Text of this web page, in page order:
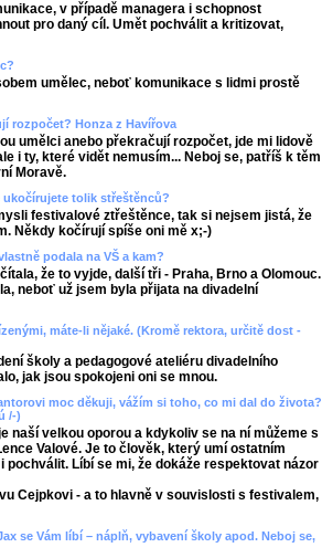
v případě managera i schopnost
pro daný cíl. Umět pochválit a kritizovat,
umělec, neboť komunikace s lidmi prostě
rozpočet? Honza z Havířova
umělci anebo překračují rozpočet, jde mi lidově
i ty, které vidět nemusím... Neboj se, patříš k těm
Moravě.
ukočírujete tolik střeštěnců?
festivalové ztřeštěnce, tak si nejsem jistá, že
Někdy kočírují spíše oni mě x;-)
podala na VŠ a kam?
že to vyjde, další tři - Praha, Brno a Olomouc.
neboť už jsem byla přijata na divadelní
máte-li nějaké. (Kromě rektora, určitě dost -
školy a pedagogové ateliéru divadelního
jak jsou spokojeni oni se mnou.
moc děkuji, vážím si toho, co mi dal do života?
/-)
naší velkou oporou a kdykoliv se na ní můžeme s
Valové. Je to člověk, který umí ostatním
pochválit. Líbí se mi, že dokáže respektovat názor
Cejpkovi - a to hlavně v souvislosti s festivalem,
se Vám líbí – náplň, vybavení školy apod. Neboj se,